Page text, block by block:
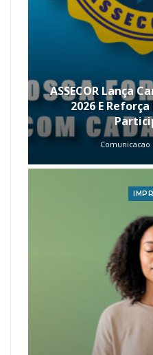
ASSECOR Lança
2026 E
Comunicacao